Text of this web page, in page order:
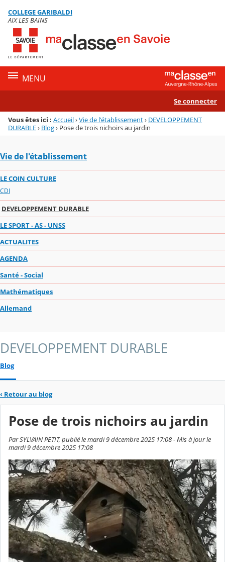
Menu de la rubrique
Contenu
COLLEGE GARIBALDI
AIX LES BAINS
MENU
Se connecter
Vous êtes ici : Accueil›Vie de l'établissement› DEVELOPPEMENT
DURABLE› Blog› Pose de trois nichoirs au jardin
Vie de l'établissement
LE COIN CULTURE
CDI
DEVELOPPEMENT DURABLE
LE SPORT - AS - UNSS
ACTUALITES
AGENDA
Santé - Social
Mathématiques
Allemand
DEVELOPPEMENT DURABLE
Blog
‹ Retour au blog
Pose de trois nichoirs au jardin
Par SYLVAIN PETIT, publié le mardi 9 décembre 2025 17:08 - Mis à jour le
mardi 9 décembre 2025 17:08